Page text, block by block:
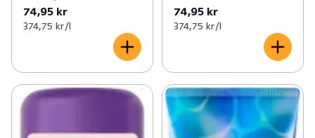
74,95 kr
374,75 kr /l
74,95 kr
374,75 kr /l